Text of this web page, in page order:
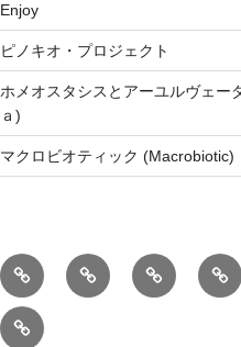
Enjoy
ピノキオ・プロジェクト
ホメオスタシスとアーユルヴェー
ａ)
マクロビオティック (Macrobiotic)
心
身
の
融
合
ラ
イ
事
業
お